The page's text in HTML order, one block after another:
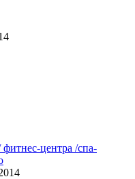
центра /спа-